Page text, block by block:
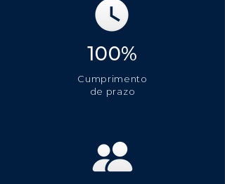
100%
Cumprimento
de prazo